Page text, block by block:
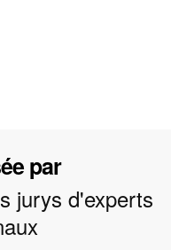
par
jurys d'experts